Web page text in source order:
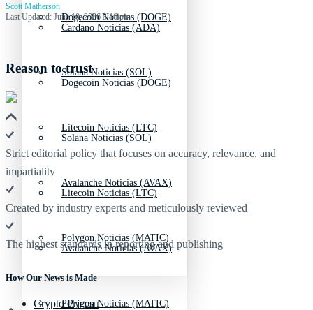
Dogecoin Noticias (DOGE)
Solana Noticias (SOL)
Litecoin Noticias (LTC)
Avalanche Noticias (AVAX)
Polygon Noticias (MATIC)
Crypto Prices
Cardano Noticias (ADA)
Dogecoin Noticias (DOGE)
Solana Noticias (SOL)
Litecoin Noticias (LTC)
Avalanche Noticias (AVAX)
Polygon Noticias (MATIC)
Scott Matherson
Last Updated: June 10, 2026 3:16 pm
Reason to trust
Strict editorial policy that focuses on accuracy, relevance, and
impartiality
Created by industry experts and meticulously reviewed
The highest standards in reporting and publishing
How Our News is Made